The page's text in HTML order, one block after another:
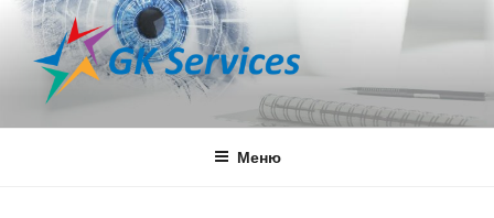
Напред
съдържанието
GK SERVICES
Media Agency
Меню